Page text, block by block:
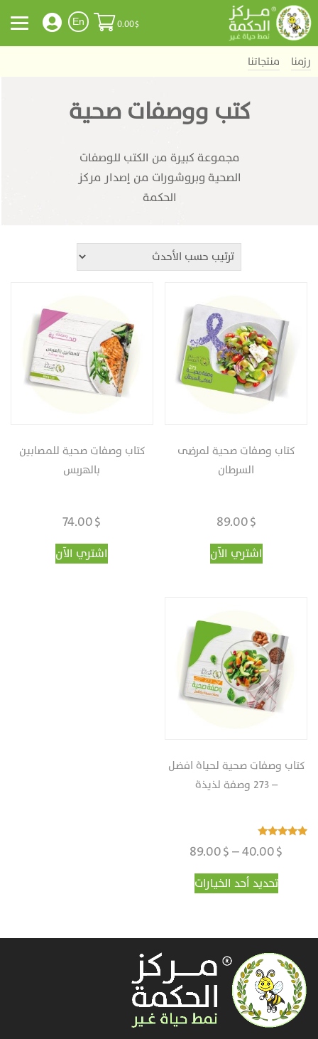
En 0.00$
رزمنا منتجاتنا
كتب ووصفات صحية
مجموعة كبيرة من الكتب للوصفات
الصحية وبروشورات من إصدار مركز
الحكمة
كتاب وصفات صحية لمرضى
السرطان
89.00$
اشتري الآن
كتاب وصفات صحية للمصابين
بالهربس
74.00$
اشتري الآن
كتاب وصفات صحية لحياة افضل
– 273 وصفة لذيذة
تم التقييم
4.98
40.00$
–
89.00$
نطاق
خلال
تحديد أحد الخياراتهناك
العديد
الأشكال
المختلفة
لهذا
المنتج.
يمكن